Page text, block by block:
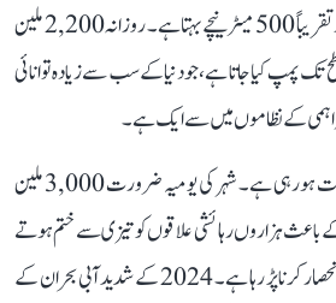
سے تقریباً 100 کلومیٹر دور اور تقریباً 500 میٹر نیچے بہتا ہے۔ روزانہ 2,200 ملین
تک پمپ کیا جاتا ہے، جو دنیا کے سب سے زیادہ توانائی
کے نظاموں میں سے ایک ہے۔
اس کے باوجود یہ مقدار ناکافی ثابت ہو رہی ہے۔ شہر کی یومیہ ضرورت 3,000 ملین
باعث ہزاروں رہائشی علاقوں کو تیزی سے ختم ہوتے
زیرزمین پانی اور نجی ٹینکر مافیا پر انحصار کرنا پڑ رہا ہے۔ 2024 کے شدید آبی بحران کے